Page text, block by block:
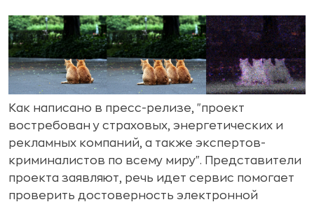
Как написано в пресс-релизе, "проект
востребован у страховых, энергетических и
рекламных компаний, а также экспертов-
криминалистов по всему миру". Представители
проекта заявляют, речь идет сервис помогает
проверить достоверность электронной